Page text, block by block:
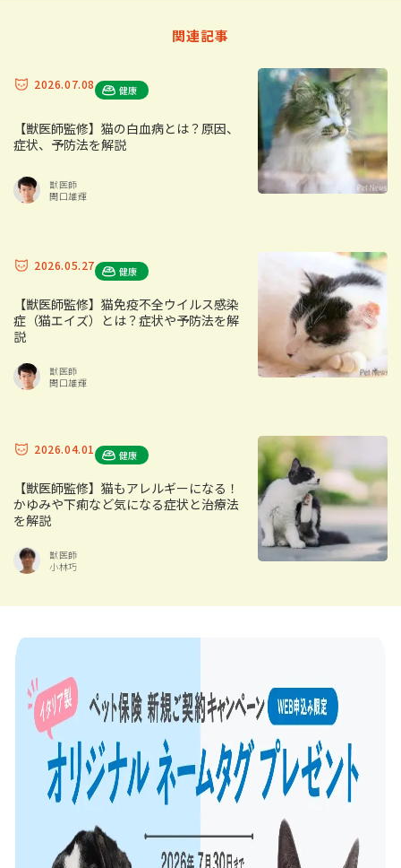
関連記事
2026.07.08 健康
【獣医師監修】猫の白血病とは？原因、
症状、予防法を解説
獣医師
関口雄輝
2026.05.27 健康
【獣医師監修】猫免疫不全ウイルス感染
症（猫エイズ）とは？症状や予防法を解
説
獣医師
関口雄輝
2026.04.01 健康
【獣医師監修】猫もアレルギーになる！
かゆみや下痢など気になる症状と治療法
を解説
獣医師
小林巧